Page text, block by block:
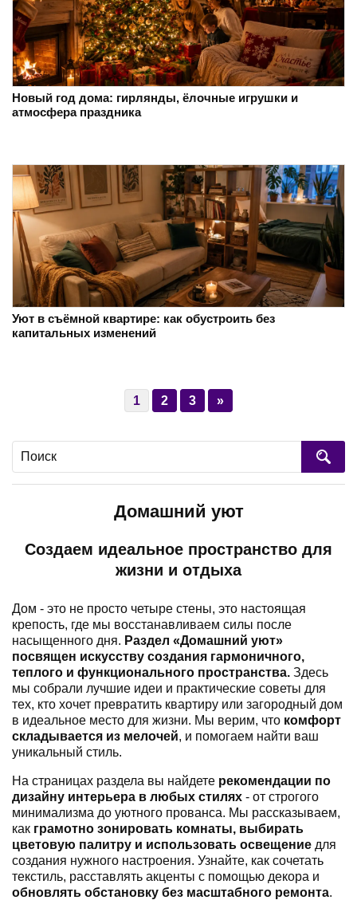
Новый год дома: гирлянды, ёлочные игрушки и
атмосфера праздника
Уют в съёмной квартире: как обустроить без
капитальных изменений
1 2 3 »
Домашний уют
Создаем идеальное пространство для
жизни и отдыха
Дом - это не просто четыре стены, это настоящая
крепость, где мы восстанавливаем силы после
насыщенного дня. Раздел «Домашний уют»
посвящен искусству создания гармоничного,
теплого и функционального пространства. Здесь
мы собрали лучшие идеи и практические советы для
тех, кто хочет превратить квартиру или загородный дом
в идеальное место для жизни. Мы верим, что комфорт
складывается из мелочей, и помогаем найти ваш
уникальный стиль.
На страницах раздела вы найдете рекомендации по
дизайну интерьера в любых стилях - от строгого
минимализма до уютного прованса. Мы рассказываем,
как грамотно зонировать комнаты, выбирать
цветовую палитру и использовать освещение для
создания нужного настроения. Узнайте, как сочетать
текстиль, расставлять акценты с помощью декора и
обновлять обстановку без масштабного ремонта.